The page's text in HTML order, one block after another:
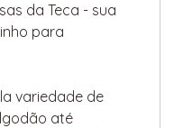
da Teca - sua
para
variedade de
até